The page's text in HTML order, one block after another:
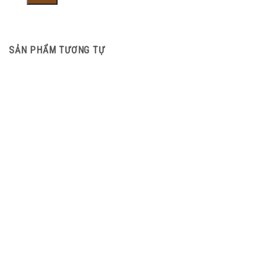
SẢN PHẨM TƯƠNG TỰ